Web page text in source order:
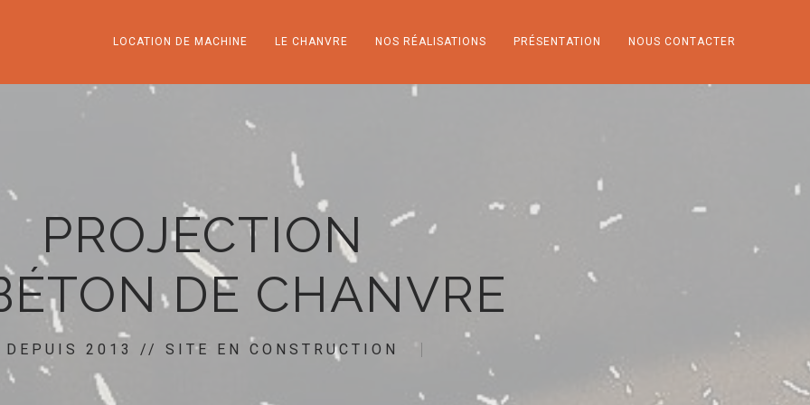
LOCATION DE MACHINE LE CHANVRE NOS RÉALISATIONS PRÉSENTATION NOUS CONTACTER
PROJECTION
DE CHANVRE
DEPUIS 2013 // SITE EN CONSTRUCTION